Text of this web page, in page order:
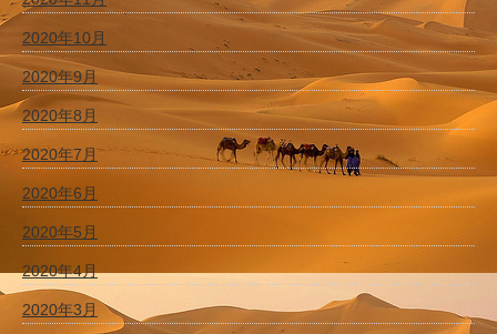
2020年10月
2020年9月
2020年8月
2020年7月
2020年6月
2020年5月
2020年4月
2020年3月